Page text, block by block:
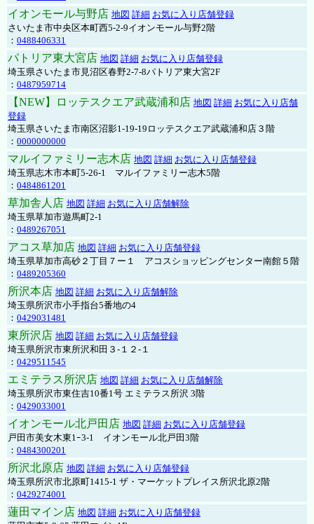
イオンモール与野店 地図 詳細 お気に入り店舗登録
さいたま市中央区本町西5-2-9イオンモール与野2階
： 0488406331
パトリア東大宮店 地図 詳細 お気に入り店舗登録
埼玉県さいたま市見沼区春野2-7-8パトリア東大宮2F
： 0487959714
【NEW】ロッテスクエア武蔵浦和店 地図 詳細 お気に入り店舗
登録
埼玉県さいたま市南区沼影1-19-19ロッテスクエア武蔵浦和店３階
： 0000000000
マルイファミリー志木店 地図 詳細 お気に入り店舗登録
埼玉県志木市本町5-26-1 マルイファミリー志木5階
： 0484861201
草加舎人店 地図 詳細 お気に入り店舗解除
埼玉県草加市遊馬町2-1
： 0489267051
アコス草加店 地図 詳細 お気に入り店舗登録
埼玉県草加市高砂２丁目７ー１ アコスショッピングセンター南館５階
： 0489205360
所沢本店 地図 詳細 お気に入り店舗解除
埼玉県所沢市小手指台5番地の4
： 0429031481
東所沢店 地図 詳細 お気に入り店舗登録
埼玉県所沢市東所沢和田３-１２-１
： 0429511545
エミテラス所沢店 地図 詳細 お気に入り店舗解除
埼玉県所沢市東住吉10番1号 エミテラス所沢 3階
： 0429033001
イオンモール北戸田店 地図 詳細 お気に入り店舗登録
戸田市美女木東1ｰ3‐1 イオンモール北戸田3階
： 0484300201
所沢北原店 地図 詳細 お気に入り店舗登録
埼玉県所沢市北原町1415-1 ザ・マーケットプレイス所沢北原2階
： 0429274001
蓮田マイン店 地図 詳細 お気に入り店舗登録